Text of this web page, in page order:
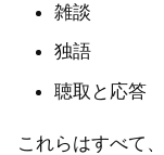
雑談
独語
聴取と応答
これらはすべて、